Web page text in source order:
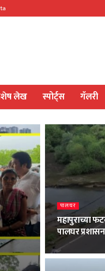
लेख स्पोर्ट्स गॅलरी
पालघर
महापुराच्या
पालघर